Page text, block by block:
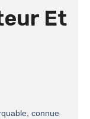
Et
connue